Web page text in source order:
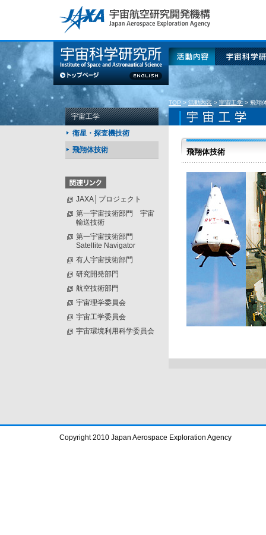
このページの本文へ
活動内容 宇宙科学
TOP > 活動内容 > 宇宙工学 > 飛翔
飛翔体技術
宇宙工学
衛星・探査機技術
飛翔体技術
JAXA│プロジェクト
第一宇宙技術部門 宇宙
輸送技術
第一宇宙技術部門
Satellite Navigator
有人宇宙技術部門
研究開発部門
航空技術部門
宇宙理学委員会
宇宙工学委員会
宇宙環境利用科学委員会
Copyright 2010 Japan Aerospace Exploration Agency